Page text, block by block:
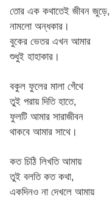
তোর এক কথাতেই জীবন জুড়ে,
নামলো অন্ধকার।
বুকের ভেতর এখন আমার
শুধুই হাহাকার।
বকুল ফুলের মালা গেঁথে
তুই পরায় দিতি হাতে,
ফুলটি আমার সারাজীবন
থাকবে আমার সাথে।
কত চিঠি লিখতি আমায়
তুই বলতি কত কথা,
একদিনও না দেখলে আমায়